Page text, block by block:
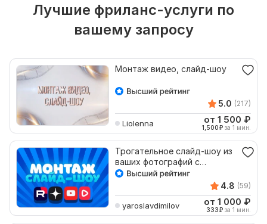
Лучшие фриланс-услуги по
вашему запросу
Монтаж видео, слайд-шоу
5.0 (217)
Liolenna от 1 500 ₽
1,500₽ за 1 мин.
Трогательное слайд-шоу из
ваших фотографий с
профессиональным
4.8 (59)
yaroslavdimilov от 1 000 ₽
333₽ за 1 мин.